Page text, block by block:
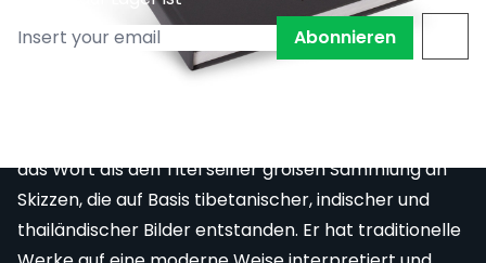
Abonnieren
das Wort als den Titel seiner großen Sammlung an
Skizzen, die auf Basis tibetanischer, indischer und
thailändischer Bilder entstanden. Er hat traditionelle